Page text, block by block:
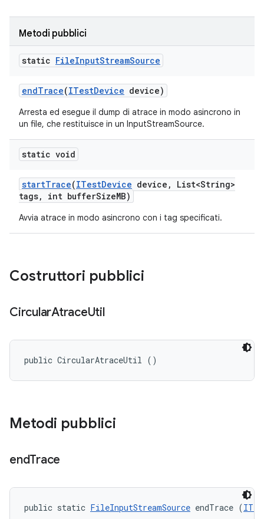
Metodi pubblici
static FileInputStreamSource
endTrace(ITestDevice device)
Arresta ed esegue il dump di atrace in modo asincrono in
un file, che restituisce in un InputStreamSource.
static void
startTrace(ITestDevice device ,
List<String>
tags, int bufferSizeMB)
Avvia atrace in modo asincrono con i tag specificati.
Costruttori pubblici
CircularAtraceUtil
public CircularAtraceUtil ()
Metodi pubblici
endTrace
public static FileInputStreamSource endTrace (